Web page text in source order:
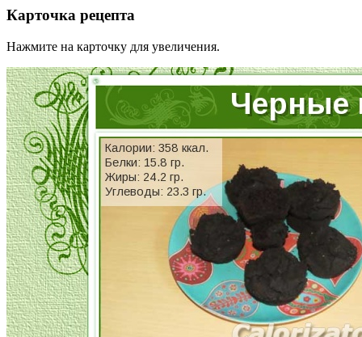
Карточка рецепта
Нажмите на карточку для увеличения.